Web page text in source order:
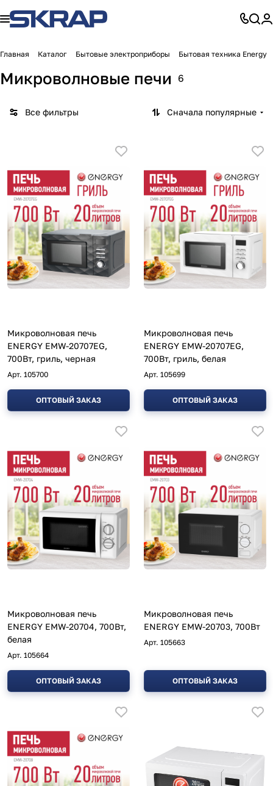
Главная Каталог Бытовые электроприборы Бытовая техника Energy
Микроволновые печи 6
Все фильтры Сначала популярные
Микроволновая печь
ENERGY EMW-20707EG,
700Вт, гриль, черная
Арт. 105700
ОПТОВЫЙ ЗАКАЗ
Микроволновая печь
ENERGY EMW-20707EG,
700Вт, гриль, белая
Арт. 105699
ОПТОВЫЙ ЗАКАЗ
Микроволновая печь
ENERGY EMW-20704, 700Вт,
белая
Арт. 105664
ОПТОВЫЙ ЗАКАЗ
Микроволновая печь
ENERGY EMW-20703, 700Вт
Арт. 105663
ОПТОВЫЙ ЗАКАЗ